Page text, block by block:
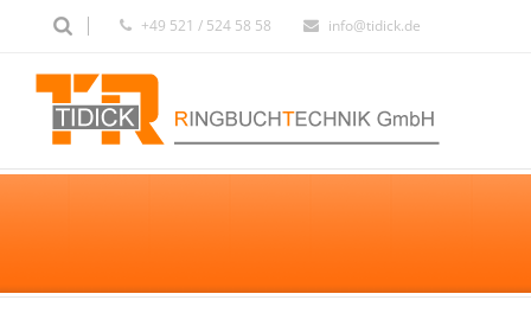
+49 521 / 524 58 58 info@tidick.de